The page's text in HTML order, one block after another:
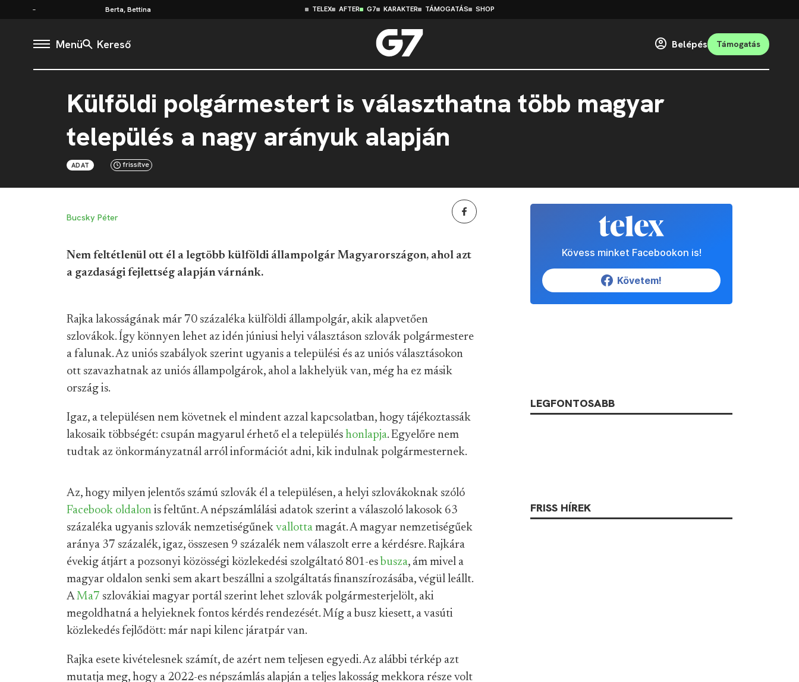
Berta, Bettina TELEX AFTER G7 KARAKTER TÁMOGATÁS SHOP
Menü Kereső Belépés Támogatás
Külföldi polgármestert is választhatna több magyar
település a nagy arányuk alapján
ADAT frissítve
Bucsky Péter
Nem feltétlenül ott él a legtöbb külföldi állampolgár Magyarországon, ahol azt
a gazdasági fejlettség alapján várnánk.
Rajka lakosságának már 70 százaléka külföldi állampolgár, akik alapvetően
szlovákok. Így könnyen lehet az idén júniusi helyi választáson szlovák polgármestere
a falunak. Az uniós szabályok szerint ugyanis a települési és az uniós választásokon
ott szavazhatnak az uniós állampolgárok, ahol a lakhelyük van, még ha ez másik
ország is.
Igaz, a településen nem követnek el mindent azzal kapcsolatban, hogy tájékoztassák
lakosaik többségét: csupán magyarul érhető el a település honlapja. Egyelőre nem
tudtak az önkormányzatnál arról információt adni, kik indulnak polgármesternek.
Az, hogy milyen jelentős számú szlovák él a településen, a helyi szlovákoknak szóló
Facebook oldalon is feltűnt. A népszámlálási adatok szerint a válaszoló lakosok 63
százaléka ugyanis szlovák nemzetiségűnek vallotta magát. A magyar nemzetiségűek
aránya 37 százalék, igaz, összesen 9 százalék nem válaszolt erre a kérdésre. Rajkára
évekig átjárt a pozsonyi közösségi közlekedési szolgáltató 801-es busza, ám mivel a
magyar oldalon senki sem akart beszállni a szolgáltatás finanszírozásába, végül leállt.
AMa7 szlovákiai magyar portál szerint lehet szlovák polgármesterjelölt, aki
megoldhatná a helyieknek fontos kérdés rendezését. Míg a busz kiesett, a vasúti
közlekedés fejlődött: már napi kilenc járatpár van.
Rajka esete kivételesnek számít, de azért nem teljesen egyedi. Az alábbi térkép azt
mutatja meg, hogy a 2022-es népszámlás alapján a teljes lakosság mekkora része volt
Kövess minket Facebookon is!
Követem!
LEGFONTOSABB
FRISS HÍREK